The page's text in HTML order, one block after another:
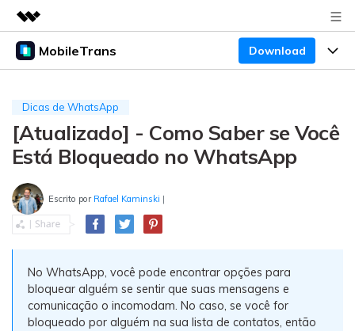
Produtos em destaque
Utilitários
Soluções
Sobre nós
Sala de imprensa
Loja
MobileTrans Download
Desktop
Transferência do WhatsApp
Transferir o WhatsApp e o WhatsApp Business
entre dispositivos Android e iOS.
Transferir mensagens, fotos, vídeos e muito mais
de celular para outro, celular para computador e
vice-versa.
Preços
Preços para Windows
Preços para Mac
Preços Educacionais
Centro de apoio
Guia de usuario
Mais suporte
Blogs
Temas em Destaque
Temas em Destaque
BUSCAR
Download
Dicas de WhatsApp
[Atualizado] - Como Saber se Você
Está Bloqueado no WhatsApp
Escrito por Rafael Kaminski |
No WhatsApp, você pode encontrar opções para
bloquear alguém se sentir que suas mensagens e
comunicação o incomodam. No caso, se você for
bloqueado por alguém na sua lista de contatos, então